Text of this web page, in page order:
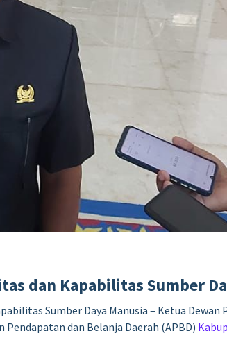
dan Kapabilitas Sumber
Sumber Daya Manusia – Ketua Dewan
dan Belanja Daerah (APBD)